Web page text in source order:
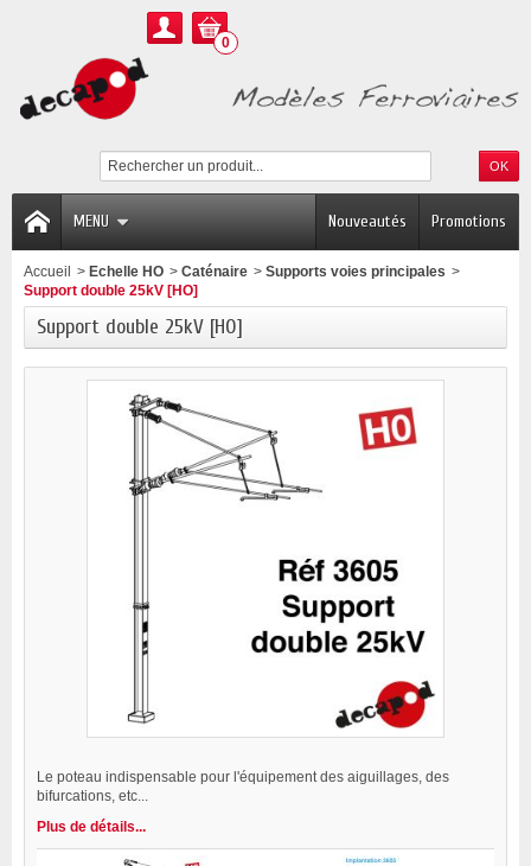
0
MENU Promotions
Nouveautés
Accueil > Echelle HO > Caténaire > Supports voies principales >
Support double 25kV [HO]
Support double 25kV [HO]
Le poteau indispensable pour l'équipement des aiguillages, des
bifurcations, etc...
Plus de détails...